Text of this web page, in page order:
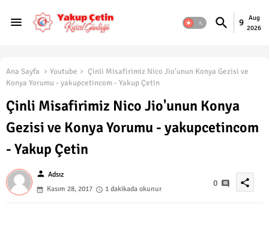
9
Aug
2026
Ana Sayfa Youtube
Çinli Misafirimiz Nico Jio'unun Konya Gezisi ve
Konya Yorumu - yakupcetincom - Yakup Çetin
Çinli Misafirimiz Nico Jio'unun Konya
Gezisi ve Konya Yorumu - yakupcetincom
- Yakup Çetin
person Adsız
Kasım 28, 2017
1 dakikada okunur
0 share